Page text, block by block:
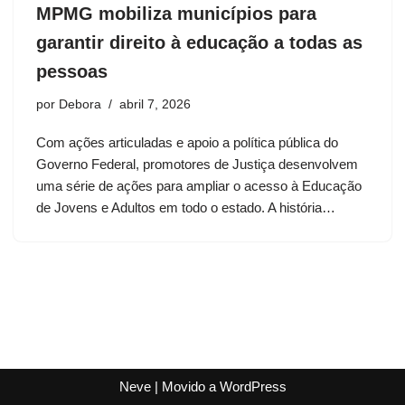
MPMG mobiliza municípios para
garantir direito à educação a todas as
pessoas
por Debora abril 7, 2026
Com ações articuladas e apoio a política pública do
Governo Federal, promotores de Justiça desenvolvem
uma série de ações para ampliar o acesso à Educação
de Jovens e Adultos em todo o estado. A história…
Neve| Movido a WordPress